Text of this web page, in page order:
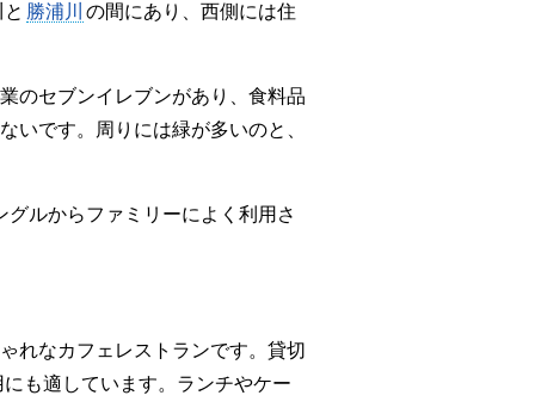
勝浦川 の間にあり、西側には住
のセブンイレブンがあり、食料品
いです。周りには緑が多いのと、
ルからファミリーによく利用さ
れなカフェレストランです。貸切
も適しています。ランチやケー